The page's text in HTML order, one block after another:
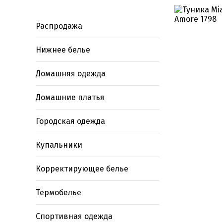
Распродажа
Нижнее белье
Домашняя одежда
Домашние платья
Городская одежда
Купальники
Корректирующее белье
Термобелье
Спортивная одежда